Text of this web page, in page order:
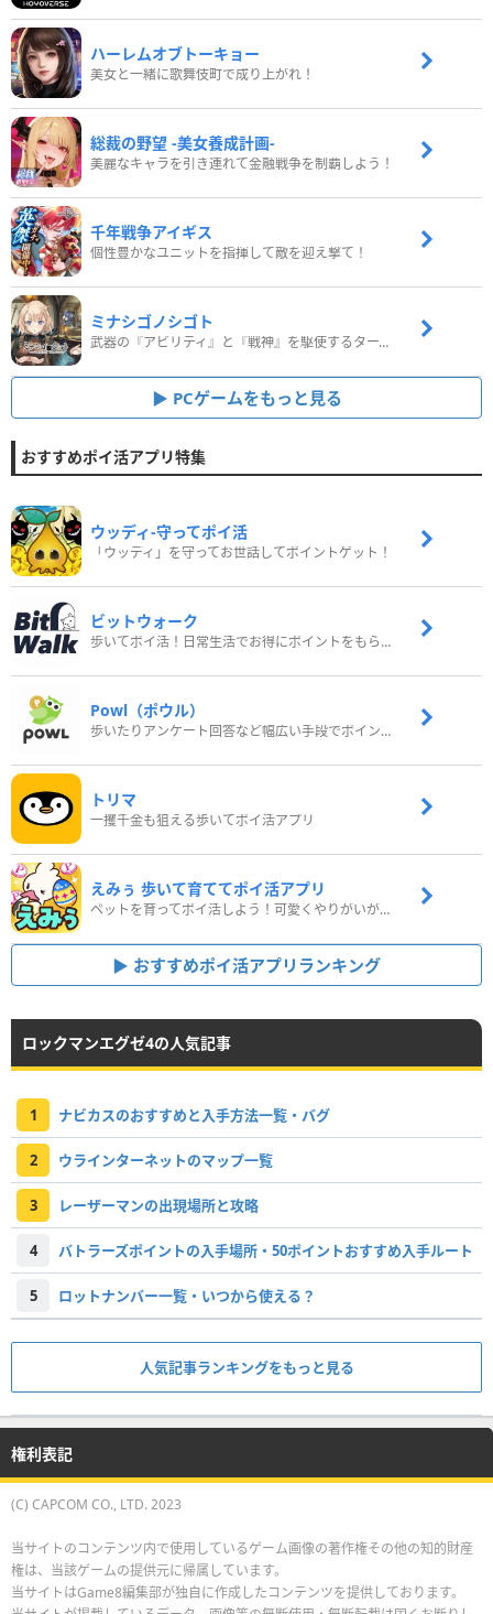
ハーレムオブトーキョー
美女と一緒に歌舞伎町で成り上がれ！
総裁の野望 -美女養成計画-
美麗なキャラを引き連れて金融戦争を制覇しよう！
千年戦争アイギス
個性豊かなユニットを指揮して敵を迎え撃て！
ミナシゴノシゴト
武器の『アビリティ』と『戦神』を駆使するターン制コマンドバトルRPG！
PCゲームをもっと見る
おすすめポイ活アプリ特集
ウッディ‐守ってポイ活
「ウッディ」を守ってお世話してポイントゲット！
ビットウォーク
歩いてポイ活！日常生活でお得にポイントをもらおう
Powl（ポウル）
歩いたりアンケート回答など幅広い手段でポイントをゲット
トリマ
一攫千金も狙える歩いてポイ活アプリ
えみぅ 歩いて育ててポイ活アプリ
ペットを育ってポイ活しよう！可愛くやりがいがある新感覚アプリ
おすすめポイ活アプリランキング
ロックマンエグゼ4の人気記事
1 ナビカスのおすすめと入手方法一覧・バグ
2 ウラインターネットのマップ一覧
3 レーザーマンの出現場所と攻略
4 バトラーズポイントの入手場所・50ポイントおすすめ入手ルート
5 ロットナンバー一覧・いつから使える？
人気記事ランキングをもっと見る
権利表記
(C) CAPCOM CO., LTD. 2023
当サイトのコンテンツ内で使用しているゲーム画像の著作権その他の知的財産
権は、当該ゲームの提供元に帰属しています。
当サイトはGame8編集部が独自に作成したコンテンツを提供しております。